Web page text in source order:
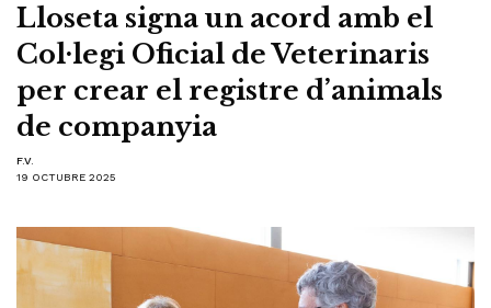
Lloseta signa un acord amb el
Col·legi Oficial de Veterinaris
per crear el registre d’animals
de companyia
F.V.
19 OCTUBRE 2025